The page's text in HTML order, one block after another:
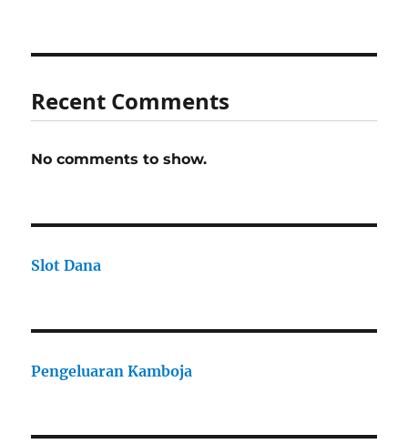
Recent Comments
No comments to show.
Slot Dana
Pengeluaran Kamboja